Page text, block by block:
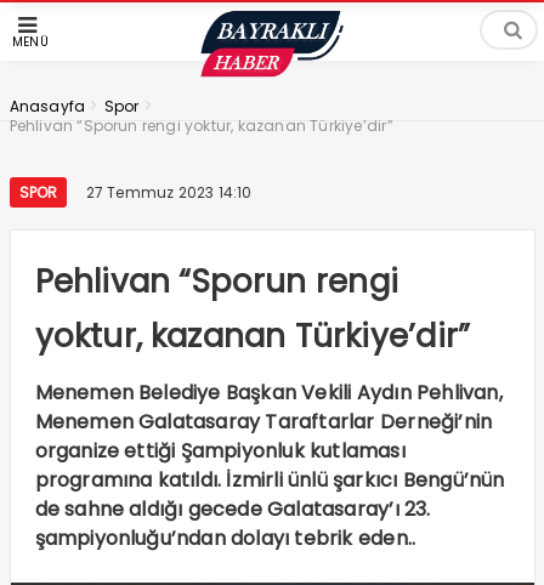
MENÜ
Anasayfa > Spor >
Pehlivan “Sporun rengi yoktur, kazanan Türkiye’dir”
SPOR 27 Temmuz 2023 14:10
Pehlivan “Sporun rengi
yoktur, kazanan Türkiye’dir”
Menemen Belediye Başkan Vekili Aydın Pehlivan,
Menemen Galatasaray Taraftarlar Derneği’nin
organize ettiği Şampiyonluk kutlaması
programına katıldı. İzmirli ünlü şarkıcı Bengü’nün
de sahne aldığı gecede Galatasaray’ı 23.
şampiyonluğu’ndan dolayı tebrik eden..